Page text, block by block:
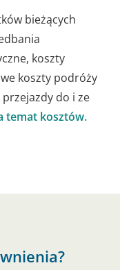
bieżących
koszty
koszty podróży
do i ze
temat kosztów.